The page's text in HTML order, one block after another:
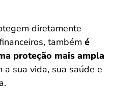
diretamente
também é
proteção mais ampla
sua vida, sua saúde e